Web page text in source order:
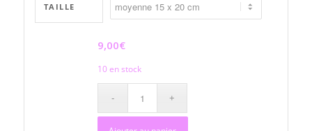
5,00€
12,00€
TAILLE
9,00€
10 en stock